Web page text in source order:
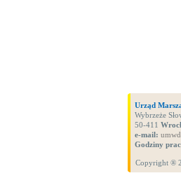
Urząd
Wybrzeże
50-411
e-mail:
Godziny
Copyright ®